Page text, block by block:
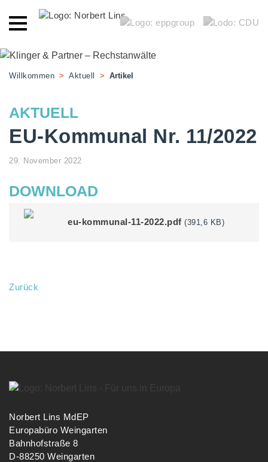
Willkommen > Aktuell > Artikel
AKTUELL
EU-Kommunal Nr. 11/2022
29. November 2022
DOWNLOAD
eu-kommunal-11-2022.pdf (391,6 KB)
Zurück
Norbert Lins MdEP
Europabüro Weingarten
Bahnhofstraße 8
D-88250 Weingarten